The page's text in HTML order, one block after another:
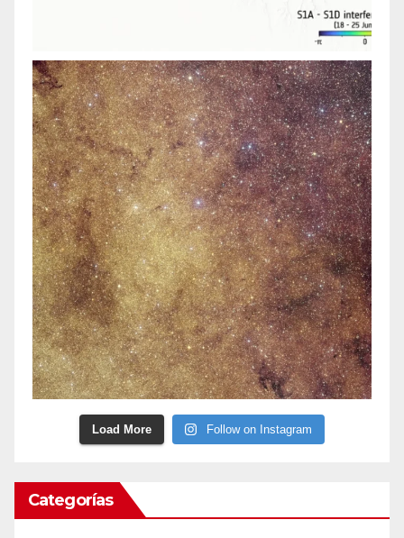
Load More Follow on Instagram
Categorías